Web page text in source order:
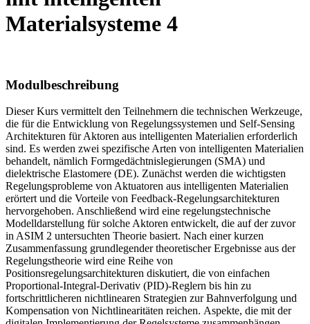
Materialsysteme 4
Modulbeschreibung
Dieser Kurs vermittelt den Teilnehmern die technischen Werkzeuge,
die für die Entwicklung von Regelungssystemen und Self-Sensing
Architekturen für Aktoren aus intelligenten Materialien erforderlich
sind. Es werden zwei spezifische Arten von intelligenten Materialien
behandelt, nämlich Formgedächtnislegierungen (SMA) und
dielektrische Elastomere (DE). Zunächst werden die wichtigsten
Regelungsprobleme von Aktuatoren aus intelligenten Materialien
erörtert und die Vorteile von Feedback-Regelungsarchitekturen
hervorgehoben. Anschließend wird eine regelungstechnische
Modelldarstellung für solche Aktoren entwickelt, die auf der zuvor
in ASIM 2 untersuchten Theorie basiert. Nach einer kurzen
Zusammenfassung grundlegender theoretischer Ergebnisse aus der
Regelungstheorie wird eine Reihe von
Positionsregelungsarchitekturen diskutiert, die von einfachen
Proportional-Integral-Derivativ (PID)-Reglern bis hin zu
fortschrittlicheren nichtlinearen Strategien zur Bahnverfolgung und
Kompensation von Nichtlinearitäten reichen. Aspekte, die mit der